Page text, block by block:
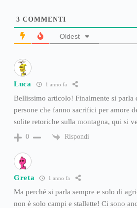
3 COMMENTI
Oldest
Luca 1 anno fa
Bellissimo articolo! Finalmente si parla
persone che fanno sacrifici per amore
solite retoriche sulla montagna, qui si
0 Rispondi
Greta 1 anno fa
Ma perché si parla sempre e solo di
non è solo campi e stallette! Ci sono